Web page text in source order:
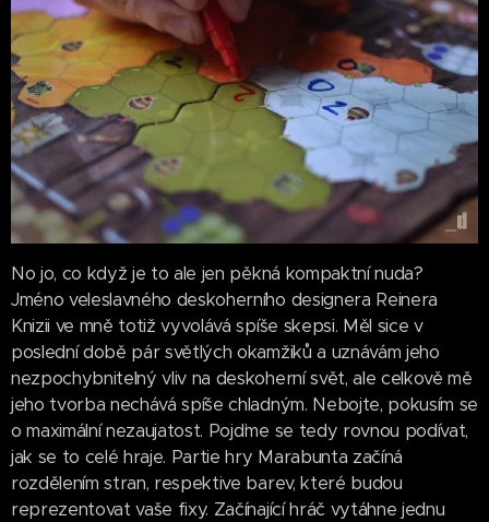
No jo, co když je to ale jen pěkná kompaktní nuda?
Jméno veleslavného deskoherního designera Reinera
Knizii ve mně totiž vyvolává spíše skepsi. Měl sice v
poslední době pár světlých okamžiků a uznávám jeho
nezpochybnitelný vliv na deskoherní svět, ale celkově mě
jeho tvorba nechává spíše chladným. Nebojte, pokusím se
o maximální nezaujatost. Pojďme se tedy rovnou podívat,
jak se to celé hraje. Partie hry Marabunta začíná
rozdělením stran, respektive barev, které budou
reprezentovat vaše fixy. Začínající hráč vytáhne jednu